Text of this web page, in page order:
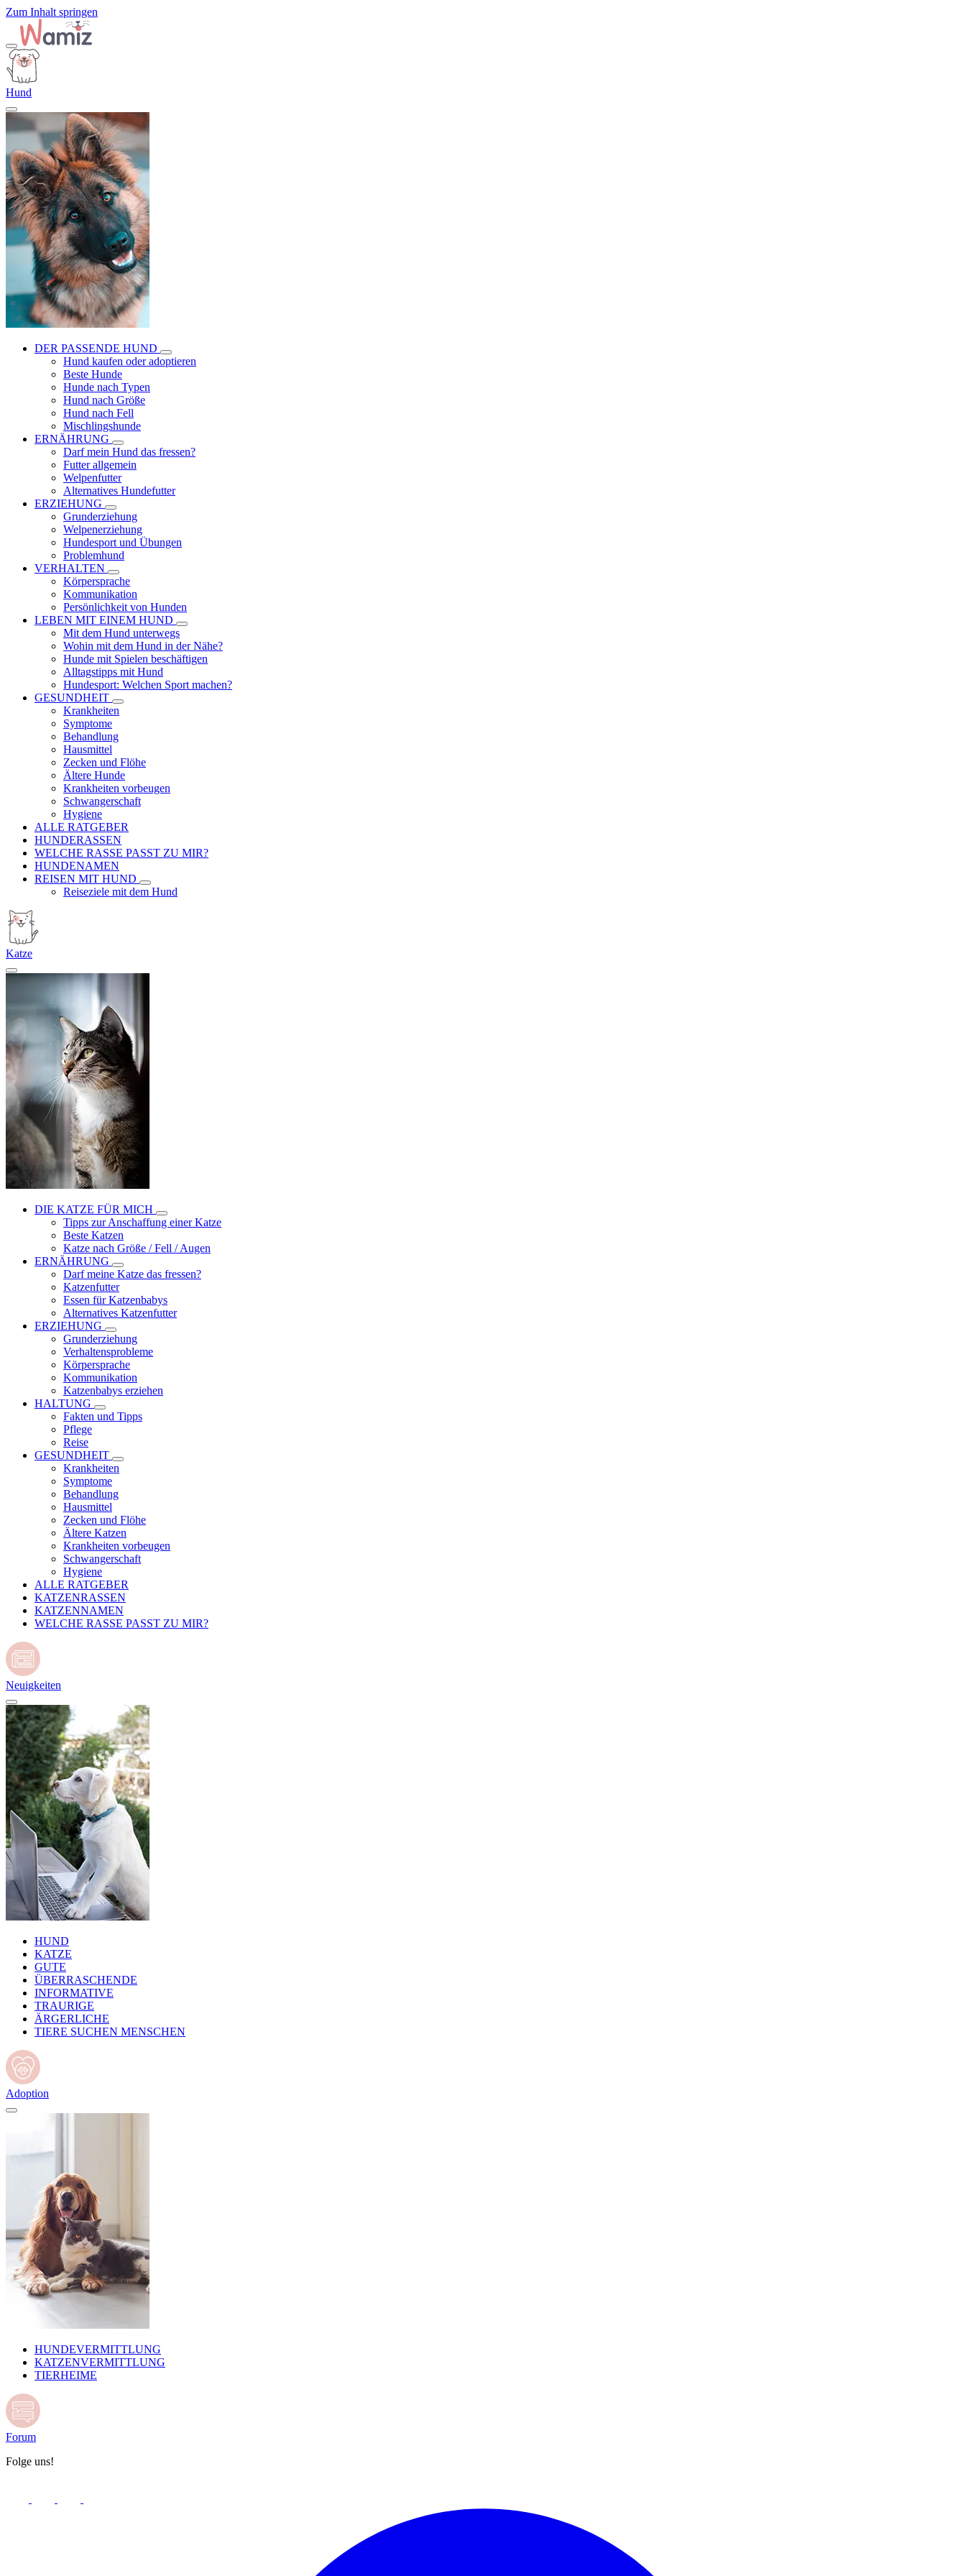
Zum Inhalt springen
Hund
DER PASSENDE HUND
Hund kaufen oder adoptieren
Beste Hunde
Hunde nach Typen
Hund nach Größe
Hund nach Fell
Mischlingshunde
ERNÄHRUNG
Darf mein Hund das fressen?
Futter allgemein
Welpenfutter
Alternatives Hundefutter
ERZIEHUNG
Grunderziehung
Welpenerziehung
Hundesport und Übungen
Problemhund
VERHALTEN
Körpersprache
Kommunikation
Persönlichkeit von Hunden
LEBEN MIT EINEM HUND
Mit dem Hund unterwegs
Wohin mit dem Hund in der Nähe?
Hunde mit Spielen beschäftigen
Alltagstipps mit Hund
Hundesport: Welchen Sport machen?
GESUNDHEIT
Krankheiten
Symptome
Behandlung
Hausmittel
Zecken und Flöhe
Ältere Hunde
Krankheiten vorbeugen
Schwangerschaft
Hygiene
ALLE RATGEBER
HUNDERASSEN
WELCHE RASSE PASST ZU MIR?
HUNDENAMEN
REISEN MIT HUND
Reiseziele mit dem Hund
Katze
DIE KATZE FÜR MICH
Tipps zur Anschaffung einer Katze
Beste Katzen
Katze nach Größe / Fell / Augen
ERNÄHRUNG
Darf meine Katze das fressen?
Katzenfutter
Essen für Katzenbabys
Alternatives Katzenfutter
ERZIEHUNG
Grunderziehung
Verhaltensprobleme
Körpersprache
Kommunikation
Katzenbabys erziehen
HALTUNG
Fakten und Tipps
Pflege
Reise
GESUNDHEIT
Krankheiten
Symptome
Behandlung
Hausmittel
Zecken und Flöhe
Ältere Katzen
Krankheiten vorbeugen
Schwangerschaft
Hygiene
ALLE RATGEBER
KATZENRASSEN
KATZENNAMEN
WELCHE RASSE PASST ZU MIR?
Neuigkeiten
HUND
KATZE
GUTE
ÜBERRASCHENDE
INFORMATIVE
TRAURIGE
ÄRGERLICHE
TIERE SUCHEN MENSCHEN
Adoption
HUNDEVERMITTLUNG
KATZENVERMITTLUNG
TIERHEIME
Forum
Folge uns!